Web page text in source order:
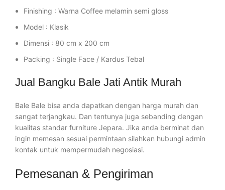
Finishing : Warna Coffee melamin semi gloss
Model : Klasik
Dimensi : 80 cm x 200 cm
Packing : Single Face / Kardus Tebal
Jual Bangku Bale Jati Antik Murah
Bale Bale bisa anda dapatkan dengan harga murah dan
sangat terjangkau. Dan tentunya juga sebanding dengan
kualitas standar furniture Jepara. Jika anda berminat dan
ingin memesan sesuai permintaan silahkan hubungi admin
kontak untuk mempermudah negosiasi.
Pemesanan & Pengiriman